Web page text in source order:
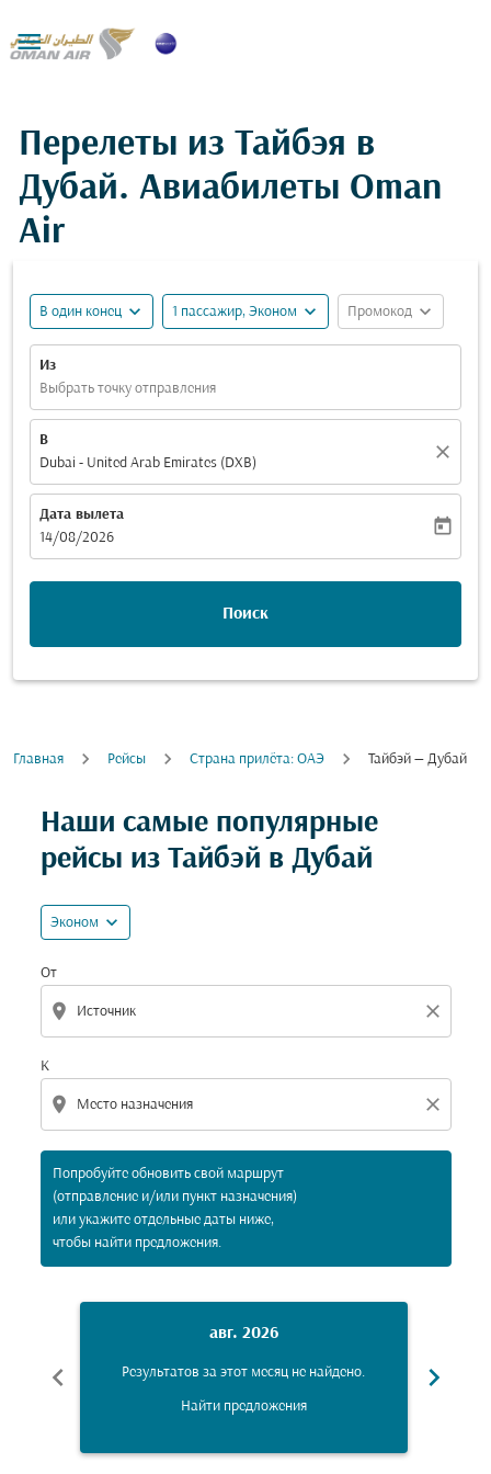

Перелеты из Тайбэя в
Дубай. Авиабилеты Oman
Air
В один конец expand_more 1 пассажир, Эконом expand_more Промокод expand_more
Из
Выбрать точку отправления
В
Dubai - United Arab Emirates (DXB)
close
Дата вылета
fc-booking-departure-date-aria-label
14/08/2026
today
Поиск
Главная Рейсы Cтрана прилёта: ОАЭ Тайбэй — Дубай
Наши самые популярные
рейсы из Тайбэй в Дубай
Эконом expand_more
От
location_on close
К
location_on close
Попробуйте обновить свой маршрут
(отправление и/или пункт назначения)
или укажите отдельные даты ниже,
чтобы найти предложения.
Попробуйте обновить свой маршрут
chevron_left
авг. 2026
Результатов за этот месяц не найдено.
Найти предложения
chevron_right